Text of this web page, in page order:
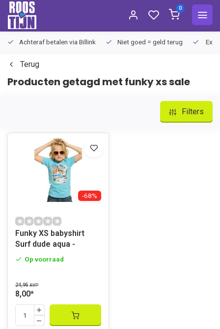
0
Achteraf betalen via Billink Niet goed = geld terug
Terug
Producten getagd met funky xs sale
Filters
-68%
Funky XS babyshirt
Surf dude aqua -
Op voorraad
24,95 AVP
8,00*